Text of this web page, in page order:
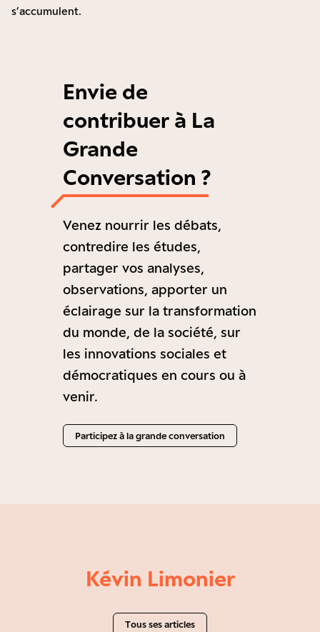
s’accumulent.
Envie de
contribuer à La
Grande
Conversation ?
Venez nourrir les débats,
contredire les études,
partager vos analyses,
observations, apporter un
éclairage sur la transformation
du monde, de la société, sur
les innovations sociales et
démocratiques en cours ou à
venir.
Participez à la grande conversation
Kévin Limonier
Tous ses articles